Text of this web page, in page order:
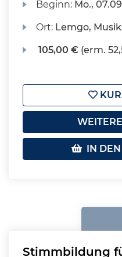
Beginn: Mo.,
Ort: Lemgo,
105,00 € (erm.
IN DEN
Stimmbildung